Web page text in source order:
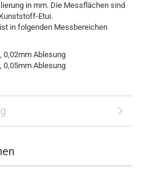
in mm. Die Messflächen sind
Etui.
in folgenden Messbereichen
0,02mm Ablesung
0,05mm Ablesung